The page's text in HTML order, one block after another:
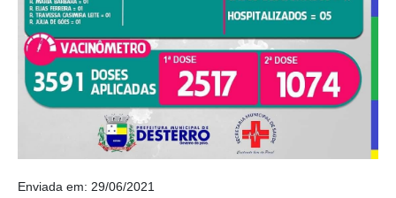
Enviada em: 29/06/2021